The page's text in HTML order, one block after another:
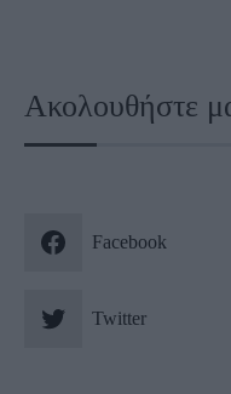
Ακολουθήστε
Facebook
Twitter